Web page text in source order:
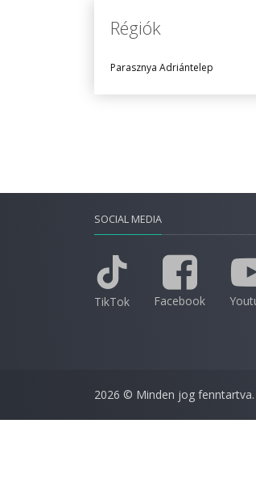
Régiók
Parasznya Adriántelep
SOCIAL MEDIA
TikTok Facebook
2026 © Minden jog fenntartva.